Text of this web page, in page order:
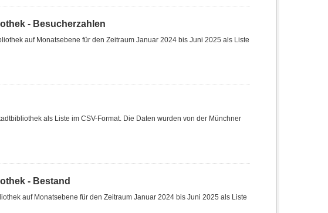
- Besucherzahlen
auf Monatsebene für den Zeitraum Januar 2024 bis Juni 2025 als Liste
als Liste im CSV-Format. Die Daten wurden von der Münchner
- Bestand
auf Monatsebene für den Zeitraum Januar 2024 bis Juni 2025 als Liste